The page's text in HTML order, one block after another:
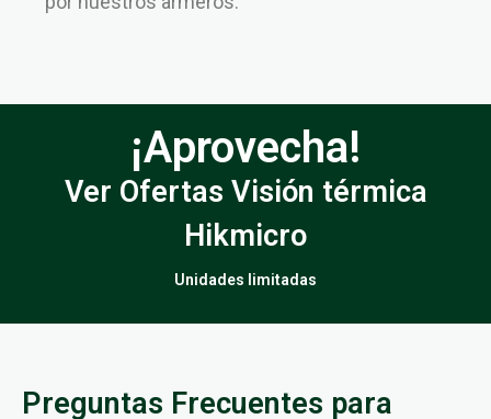
¡Aprovecha!
Ver Ofertas Visión térmica
Hikmicro
Unidades limitadas
Preguntas Frecuentes para